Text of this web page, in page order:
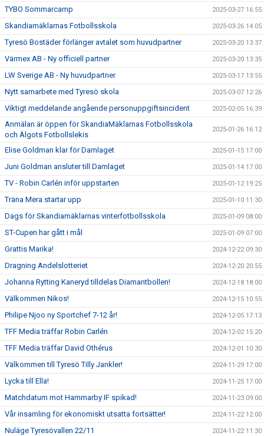
TYBO Sommarcamp 2025-03-27 16:55
Skandiamäklarnas Fotbollsskola 2025-03-26 14:05
Tyresö Bostäder förlänger avtalet som huvudpartner 2025-03-20 13:37
Värmex AB - Ny officiell partner 2025-03-20 13:35
LW Sverige AB - Ny huvudpartner 2025-03-17 13:55
Nytt samarbete med Tyresö skola 2025-03-07 12:26
Viktigt meddelande angående personuppgiftsincident 2025-02-05 16:39
Anmälan är öppen för SkandiaMäklarnas Fotbollsskola
och Älgots Fotbollslekis
2025-01-26 16:12
Elise Goldman klar för Damlaget 2025-01-15 17:00
Juni Goldman ansluter till Damlaget 2025-01-14 17:00
TV - Robin Carlén inför uppstarten 2025-01-12 19:25
Träna Mera startar upp 2025-01-10 11:30
Dags för Skandiamäklarnas vinterfotbollsskola 2025-01-09 08:00
ST-Cupen har gått i mål 2025-01-09 07:00
Grattis Marika! 2024-12-22 09:30
Dragning Andelslotteriet 2024-12-20 20:55
Johanna Rytting Kaneryd tilldelas Diamantbollen! 2024-12-18 18:00
Välkommen Nikos! 2024-12-15 10:55
Philipe Njoo ny Sportchef 7-12 år! 2024-12-05 17:13
TFF Media träffar Robin Carlén 2024-12-02 15:20
TFF Media träffar David Othérus 2024-12-01 10:30
Välkommen till Tyresö Tilly Jankler! 2024-11-29 17:00
Lycka till Ella! 2024-11-25 17:00
Matchdatum mot Hammarby IF spikad! 2024-11-23 09:00
Vår insamling för ekonomiskt utsatta fortsätter! 2024-11-22 12:00
Nuläge Tyresövallen 22/11 2024-11-22 11:30